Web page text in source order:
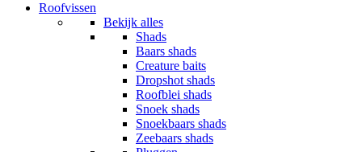
Roofvissen
Bekijk alles
Shads
Baars shads
Creature baits
Dropshot shads
Roofblei shads
Snoek shads
Snoekbaars shads
Zeebaars shads